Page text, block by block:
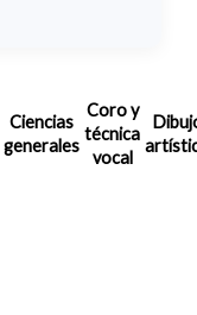
Ciencias
generales
Coro y
técnica
vocal